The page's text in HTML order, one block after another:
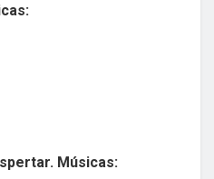
Músicas: